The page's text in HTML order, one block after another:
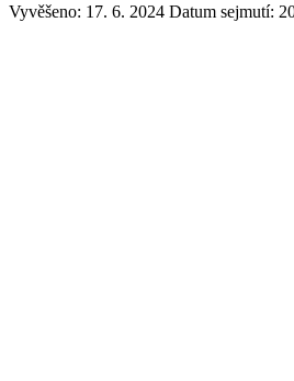
Vyvěšeno: 17. 6. 2024 Datum sejmutí: